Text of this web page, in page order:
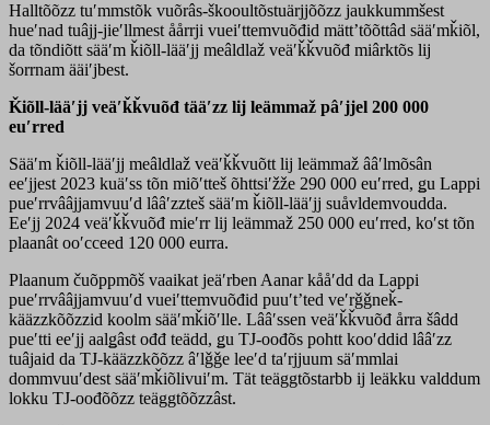
Halltõõzz tuʹmmstõk vuõrâs-škooultõstuärjjõõzz jaukkummšest
hueʹnad tuâjj-jieʹllmest åårrji vueiʹttemvuõđid mättʼtõõttâd sääʹmǩiõl,
da tõndiõtt sääʹm ǩiõll-lääʹjj meâldlaž veäʹǩǩvuõđ miârktõs lij
šorrnam ääiʹjbest.
Ǩiõll-lääʹjj veäʹǩǩvuõđ tääʹzz lij leämmaž pâʹjjel 200 000
euʹrred
Sääʹm ǩiõll-lääʹjj meâldlaž veäʹǩǩvuõtt lij leämmaž ââʹlmõsân
eeʹjjest 2023 kuäʹss tõn miõʹtteš õhttsiʹžže 290 000 euʹrred, ǥu Lappi
pueʹrrvââjjamvuuʹd lââʹzzteš sääʹm ǩiõll-lääʹjj suåvldemvoudda.
Eeʹjj 2024 veäʹǩǩvuõđ mieʹrr lij leämmaž 250 000 euʹrred, koʹst tõn
plaanât ooʹcceed 120 000 eurra.
Plaanum čuõppmõš vaaikat jeäʹrben Aanar kååʹdd da Lappi
pueʹrrvââjjamvuuʹd vueiʹttemvuõđid puuʹtʼted veʹrǧǧneǩ-
kääzzkõõzzid koolm sääʹmǩiõʹlle. Lââʹssen veäʹǩǩvuõđ årra šâdd
pueʹtti eeʹjj aalǥâst ođđ teädd, ǥu TJ-oođõs pohtt kooʹddid lââʹzz
tuâjaid da TJ-kääzzkõõzz âʹlǧǧe leeʹd taʹrjjuum säʹmmlai
dommvuuʹdest sääʹmǩiõlivuiʹm. Tät teäggtõstarbb ij leäkku valddum
lokku TJ-oođõõzz teäggtõõzzâst.